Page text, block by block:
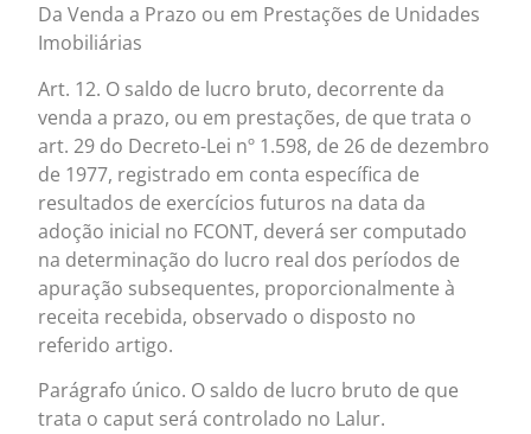
Da Venda a Prazo ou em Prestações de Unidades
Imobiliárias
Art. 12. O saldo de lucro bruto, decorrente da
venda a prazo, ou em prestações, de que trata o
art. 29 do Decreto-Lei nº 1.598, de 26 de dezembro
de 1977, registrado em conta específica de
resultados de exercícios futuros na data da
adoção inicial no FCONT, deverá ser computado
na determinação do lucro real dos períodos de
apuração subsequentes, proporcionalmente à
receita recebida, observado o disposto no
referido artigo.
Parágrafo único. O saldo de lucro bruto de que
trata o caput será controlado no Lalur.